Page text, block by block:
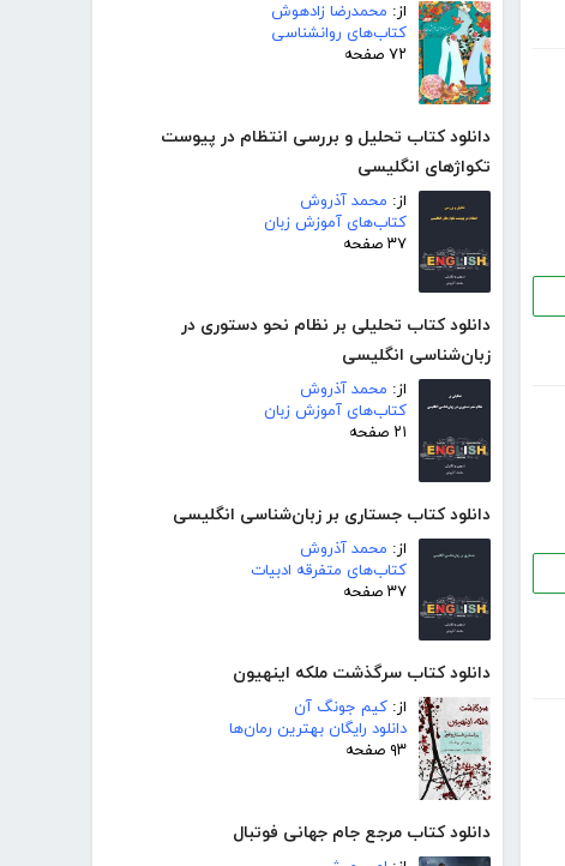
از: محمدرضا زادهوش
کتاب‌های روانشناسی
۷۲ صفحه
دانلود کتاب تحلیل و بررسی انتظام در پیوست
تکواژهای انگلیسی
از: محمد آذروش
کتاب‌های آموزش زبان
۳۷ صفحه
دانلود کتاب تحلیلی بر نظام نحو دستوری در
زبان‌شناسی انگلیسی
از: محمد آذروش
کتاب‌های آموزش زبان
۲۱ صفحه
دانلود کتاب جستاری بر زبان‌شناسی انگلیسی
از: محمد آذروش
کتاب‌های متفرقه ادبیات
۳۷ صفحه
دانلود کتاب سرگذشت ملکه اینهیون
از: کیم جونگ آن
دانلود رایگان بهترین رمان‌ها
۹۳ صفحه
دانلود کتاب مرجع جام جهانی فوتبال